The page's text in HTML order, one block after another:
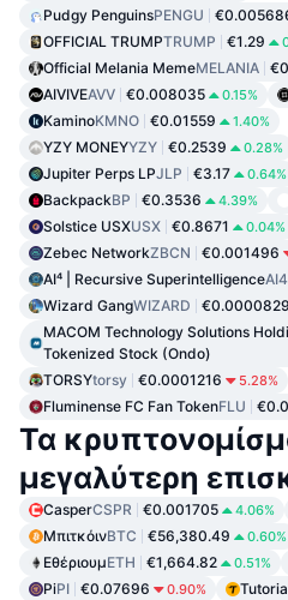
Pudgy PenguinsPENGU
OFFICIAL TRUMPTRUMP €1.29
Official Melania MemeMELANIA
AIVIVEAVV €0.008035 0.15%
KaminoKMNO €0.01559 1.40%
YZY MONEYYZY €0.2539 0.28%
Jupiter Perps LPJLP €3.17 0.64%
BackpackBP €0.3536 4.39%
Solstice USXUSX €0.8671 0.04%
Zebec NetworkZBCN €0.001496
AI⁴ | Recursive SuperintelligenceAI4
Wizard GangWIZARD
MACOM Technology Solutions
Tokenized Stock (Ondo)
TORSYtorsy €0.0001216 5.28%
Fluminense FC Fan TokenFLU
Τα
μεγαλύτερη
CasperCSPR €0.001705 4.06%
ΜπιτκόινBTC €56,380.49 0.60%
ΕθέριουμETH €1,664.82 0.51%
PiPI €0.07696 0.90%